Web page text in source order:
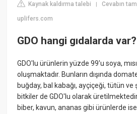
Kaynak kaldırma talebi |Cevabın
uplifers.com
GDO hangi gıdalarda var?
GDO'lu ürünlerin yüzde 99'u soya,
oluşmaktadır. Bunların dışında
buğday, bal kabağı, ayçiçeği, tütün ve
bitkiler de GDO'lu olarak
biber, kavun, ananas gibi ürünlerde